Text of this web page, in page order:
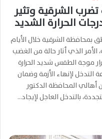
تضرب الشرقية وتثير
الحرارة الشديد
الشرقية خلال الأيام
الأمر الذي أثار حالة من الغضب
موجة الطقس شديد الحرارة
التدخل لإنهاء الأزمة وضمان
أهالي المحافظة الدكتور
بالتدخل العاجل لإيجاد…